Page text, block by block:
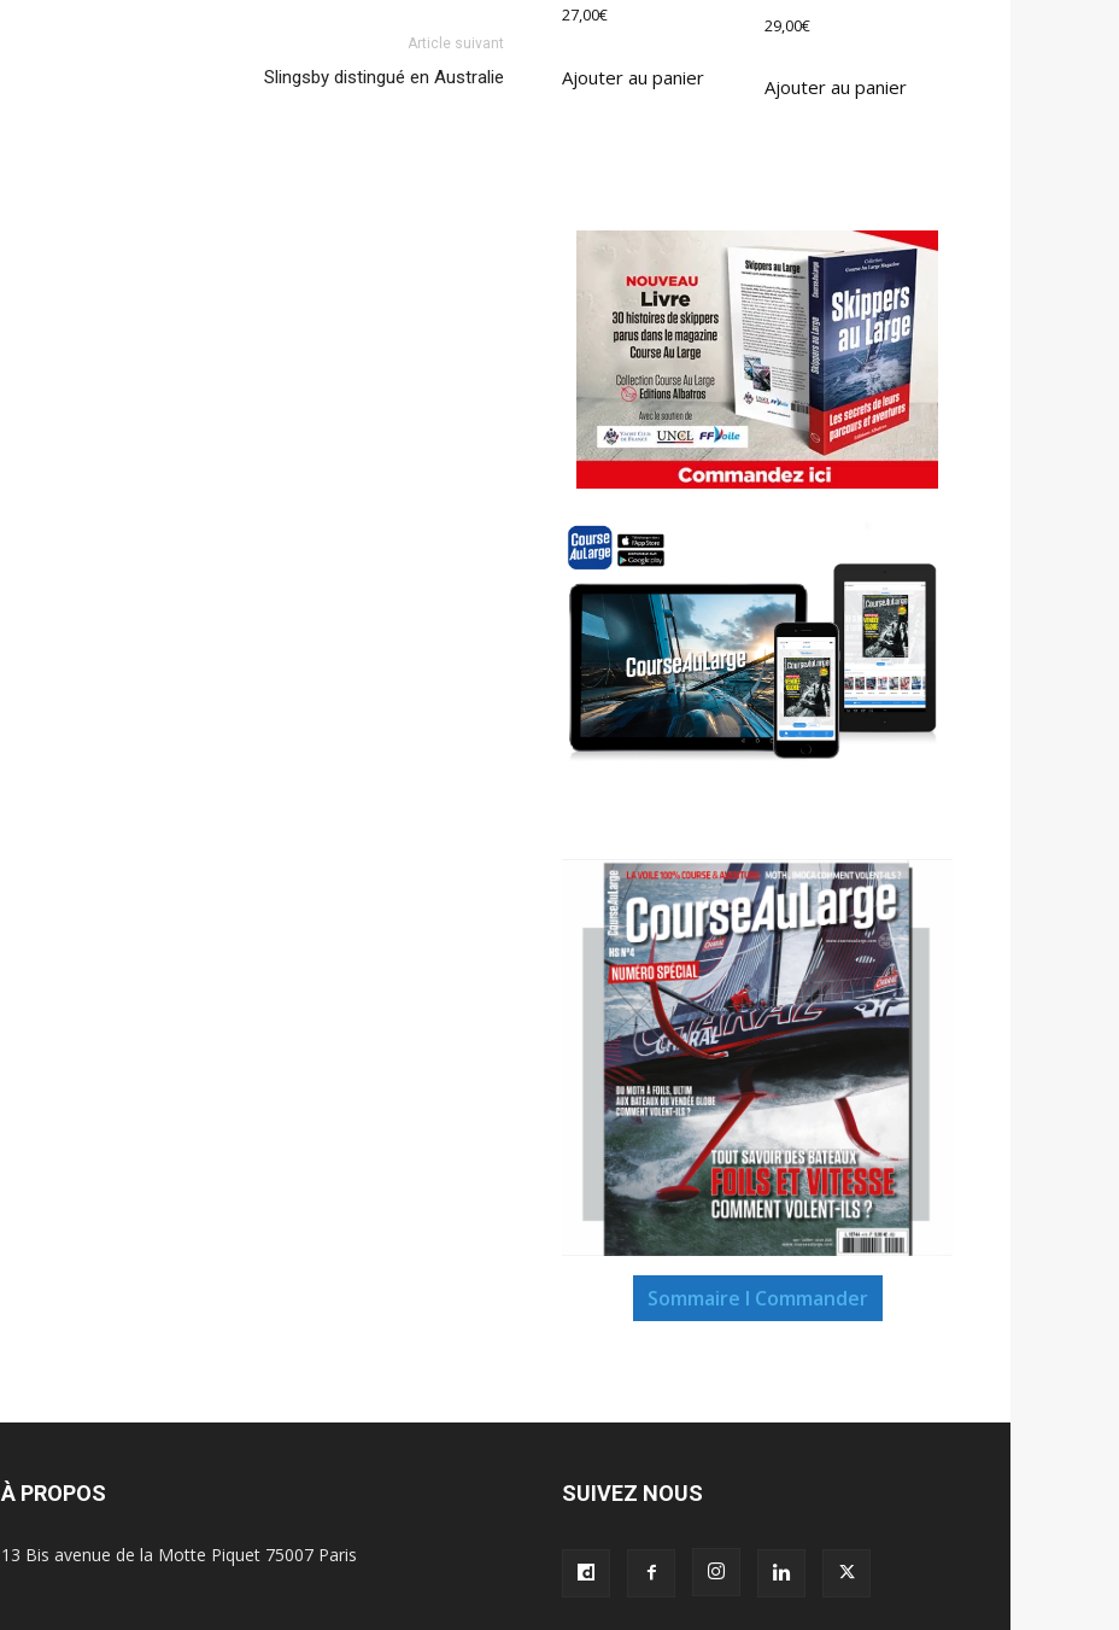
Article suivant
Slingsby distingué en Australie
27,00€
Ajouter au panier
29,00€
Ajouter au panier
Sommaire I Commander
À PROPOS
13 Bis avenue de la Motte Piquet 75007 Paris
SUIVEZ NOUS